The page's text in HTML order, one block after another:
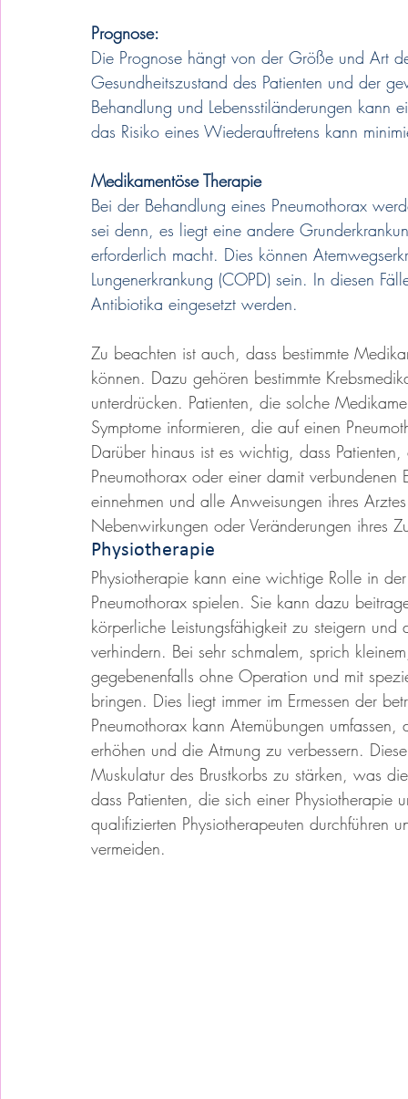
Prognose:
Die Prognose hängt von der Größe und Art
Gesundheitszustand des Patienten und der
Behandlung und Lebensstiländerungen
das Risiko eines Wiederauftretens kann
Medikamentöse Therapie
Bei der Behandlung eines Pneumothorax
sei denn, es liegt eine andere
erforderlich macht. Dies können
Lungenerkrankung (COPD) sein. In diesen
Antibiotika eingesetzt werden.
Zu beachten ist auch, dass bestimmte
können. Dazu gehören bestimmte
unterdrücken. Patienten, die solche
Symptome informieren, die auf einen
Darüber hinaus ist es wichtig, dass
Pneumothorax oder einer damit
einnehmen und alle Anweisungen ihres
Nebenwirkungen oder Veränderungen ihres
Physiotherapie
Physiotherapie kann eine wichtige Rolle in
Pneumothorax spielen. Sie kann dazu
körperliche Leistungsfähigkeit zu steigern
verhindern. Bei sehr schmalem, sprich
gegebenenfalls ohne Operation und mit
bringen. Dies liegt immer im Ermessen der
Pneumothorax kann Atemübungen
erhöhen und die Atmung zu verbessern.
Muskulatur des Brustkorbs zu stärken, was
dass Patienten, die sich einer
qualifizierten Physiotherapeuten
vermeiden.